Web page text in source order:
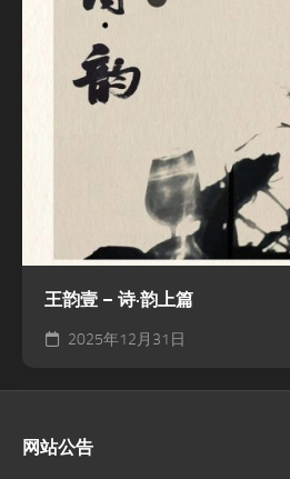
王韵壹 – 诗·韵上篇
2025年12月31日
网站公告